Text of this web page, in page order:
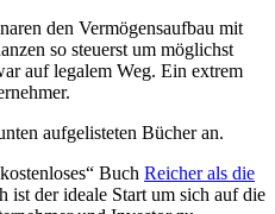
den Vermögensaufbau mit
so steuerst um möglichst
auf legalem Weg. Ein extrem
aufgelisteten Bücher an.
Buch Reicher als die
ist der ideale Start um sich auf die